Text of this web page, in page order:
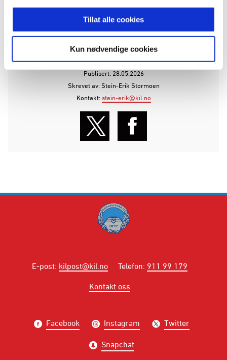
Tillat alle cookies
Kun nødvendige cookies
ANNONSE FRA OBOS-LIGAEN:
Publisert: 28.05.2026
Skrevet av: Stein-Erik Stormoen
Kontakt:stein-erik@kil.no
E-post: kilpost@kil.no Telefon: 911 99 179
Kontakt oss
Facebook Instagram Twitter
Snapchat